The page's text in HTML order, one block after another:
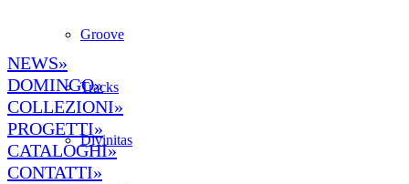
Groove
Tracks
Divinitas
NEWS»
DOMINGO»
COLLEZIONI»
PROGETTI»
CATALOGHI»
CONTATTI»